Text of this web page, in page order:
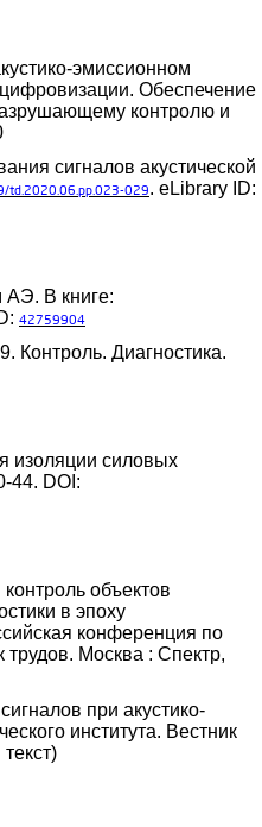
эмиссионном
Обеспечение
контролю и
сигналов акустической
td.2020.06.pp.023-029. eLibrary ID:
АЭ. В книге:
42759904
Контроль. Диагностика.
изоляции силовых
44. DOI:
объектов
в эпоху
конференция по
Москва : Спектр,
при акустико-
института. Вестник